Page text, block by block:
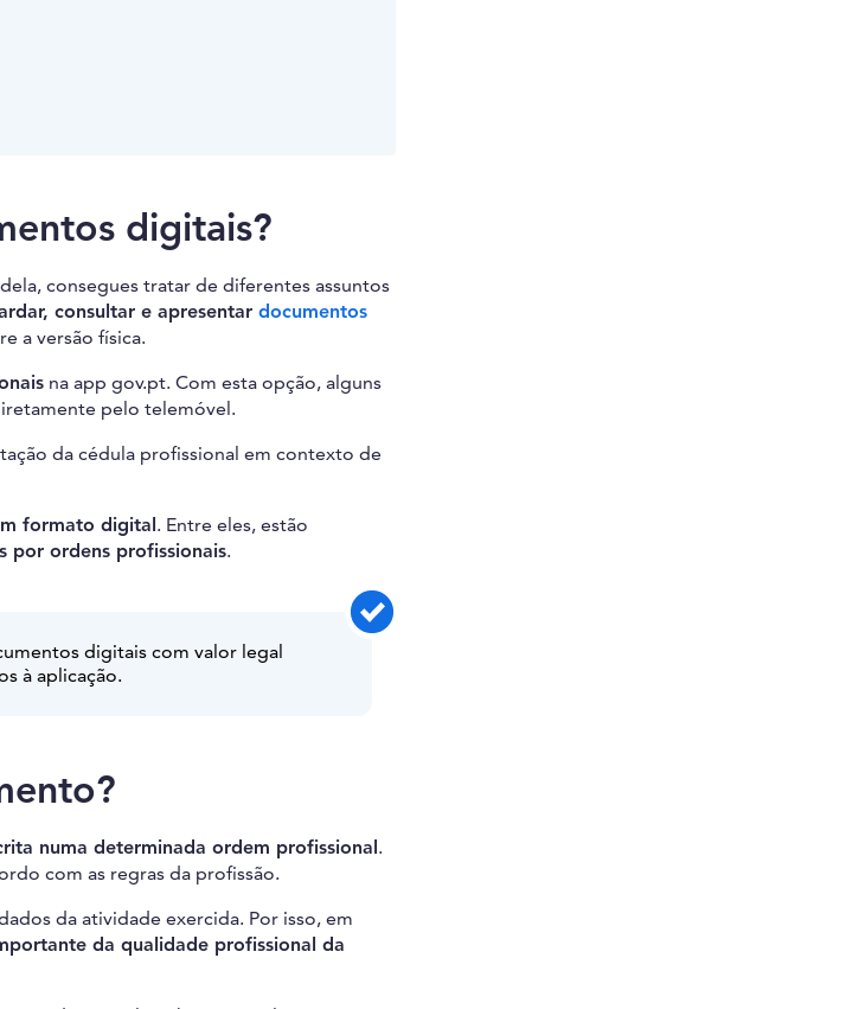
digitais?
consegues tratar de diferentes assuntos
consultar e apresentar documentos
a versão física.
na app gov.pt. Com esta opção, alguns
pelo telemóvel.
da cédula profissional em contexto de
formato digital. Entre eles, estão
por ordens profissionais.
digitais com valor legal
à aplicação.
numa determinada ordem profissional.
com as regras da profissão.
da atividade exercida. Por isso, em
da qualidade profissional da